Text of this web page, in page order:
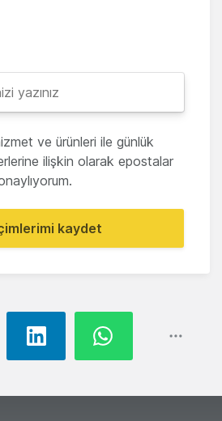
ve ürünleri ile günlük
ilişkin olarak epostalar
kaydet